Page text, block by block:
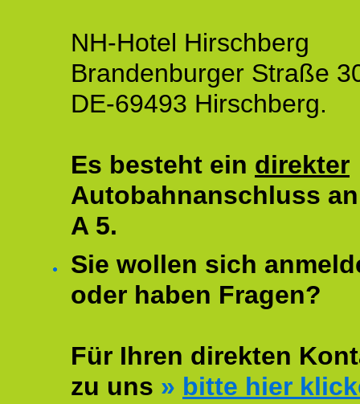
NH-Hotel Hirschberg
Brandenburger Straße
DE-69493 Hirschberg.
Es besteht ein direkter
Autobahnanschluss
A 5.
Sie wollen sich
oder haben Fragen?
Für Ihren direkten
zu uns » bitte hier